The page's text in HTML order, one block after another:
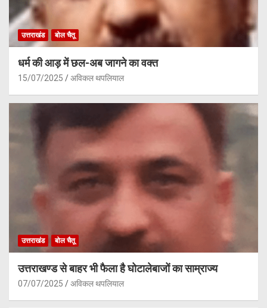
उत्तराखंड बोल चैतू
धर्म की आड़ में छल-अब जागने का वक्त
15/07/2025 अविकल थपलियाल
उत्तराखंड बोल चैतू
उत्तराखण्ड से बाहर भी फैला है घोटालेबाजों का साम्राज्य
07/07/2025 अविकल थपलियाल